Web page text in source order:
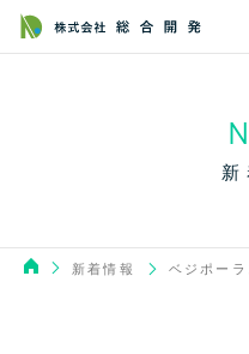
新着情報 ベジポーラ